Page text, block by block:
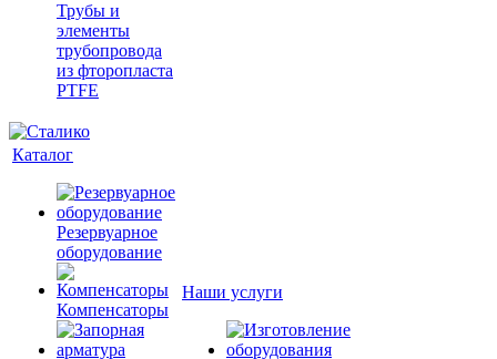
Трубы и
элементы
трубопровода
из фторопласта
PTFE
Каталог
Резервуарное
оборудование
Компенсаторы
Наши услуги